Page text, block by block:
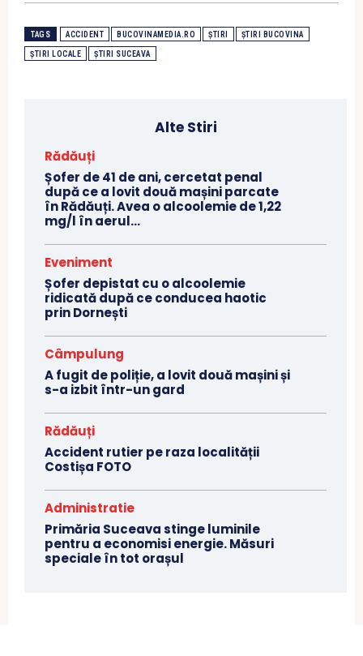
TAGS ACCIDENT BUCOVINAMEDIA.RO ȘTIRI ȘTIRI BUCOVINA
ȘTIRI LOCALE ȘTIRI SUCEAVA
Alte Stiri
Rădăuți
Șofer de 41 de ani, cercetat penal
după ce a lovit două mașini parcate
în Rădăuți. Avea o alcoolemie de 1,22
mg/l în aerul...
Eveniment
Șofer depistat cu o alcoolemie
ridicată după ce conducea haotic
prin Dornești
Câmpulung
A fugit de poliție, a lovit două mașini și
s-a izbit într-un gard
Rădăuți
Accident rutier pe raza localității
Costișa FOTO
Administratie
Primăria Suceava stinge luminile
pentru a economisi energie. Măsuri
speciale în tot orașul